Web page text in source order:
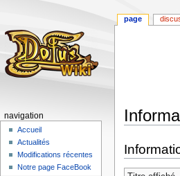
à
la
à
la
page
navigation
Accueil
Actualités
Modifications récentes
Notre page FaceBook